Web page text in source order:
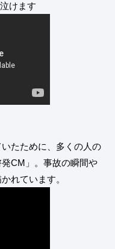
けます
たために、多くの人の
CM」。事故の瞬間や
れています。